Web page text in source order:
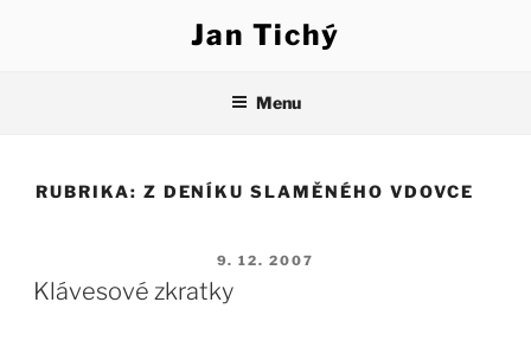
Jan Tichý
Menu
RUBRIKA: Z DENÍKU SLAMĚNÉHO VDOVCE
PUBLIKOVÁNO
9. 12. 2007
Klávesové zkratky